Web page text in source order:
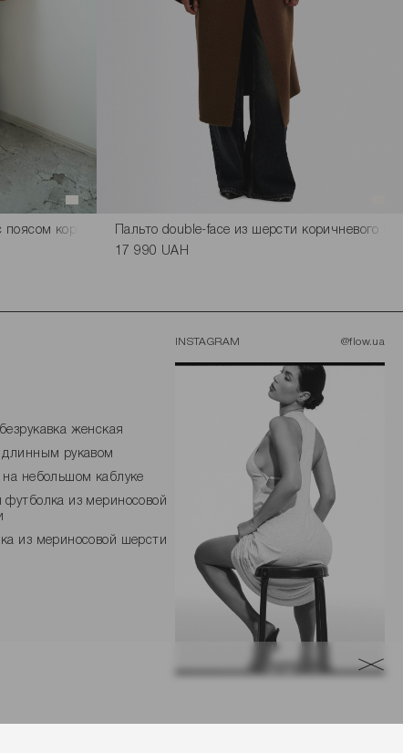
поясом коричневого цветаПальто double-face из шерсти коричневого
17 990 UAH
женская
длинным рукавом
на небольшом каблуке
футболка из мериносовой
из мериносовой шерсти
INSTAGRAM @flow.ua